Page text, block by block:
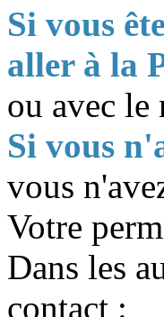
Si vous
aller à la
ou avec le
Si vous
vous
Votre
Dans les
contact :